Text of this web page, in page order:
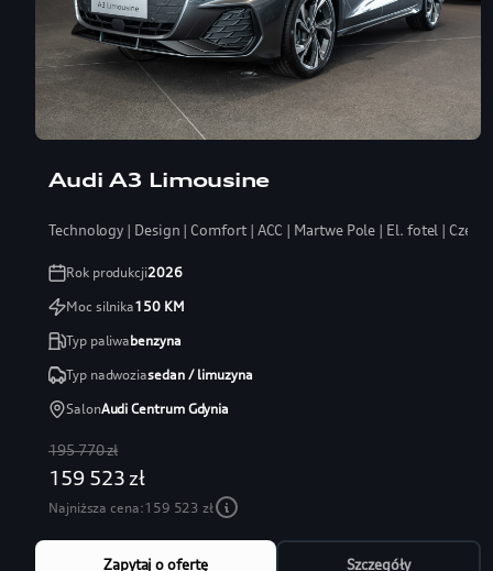
Audi A3 Limousine
Technology | Design | Comfort | ACC | Martwe Pole | El. fotel |
Rok produkcji2026
Moc silnika150KM
Typ paliwabenzyna
Typ nadwoziasedan / limuzyna
SalonAudi Centrum Gdynia
195 770 zł
159 523 zł
Najniższa cena:159 523 zł
Zapytaj o ofertę Szczegóły